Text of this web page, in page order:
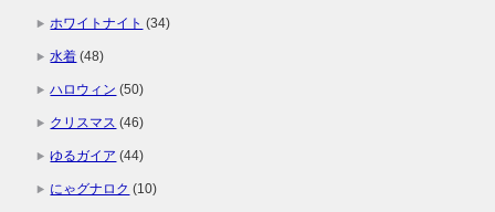
ホワイトナイト (34)
水着 (48)
ハロウィン (50)
クリスマス (46)
ゆるガイア (44)
にゃグナロク (10)